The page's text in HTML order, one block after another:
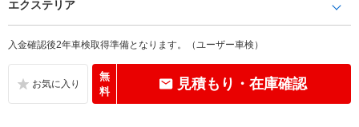
エクステリア
入金確認後2年車検取得準備となります。（ユーザー車検）
無
料
見積もり・在庫確認